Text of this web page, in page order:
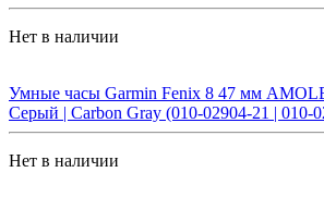
Нет в наличии
Умные часы Garmin Fenix 8 47 мм
Серый | Carbon Gray (010-02904-21 | 010-
Нет в наличии